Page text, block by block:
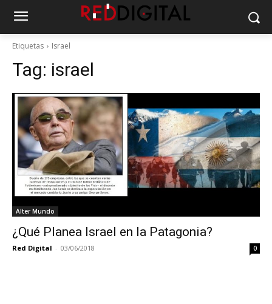
Etiquetas Israel
Tag: israel
Alter Mundo
¿Qué Planea Israel en la Patagonia?
Red Digital - 03/06/2018 0